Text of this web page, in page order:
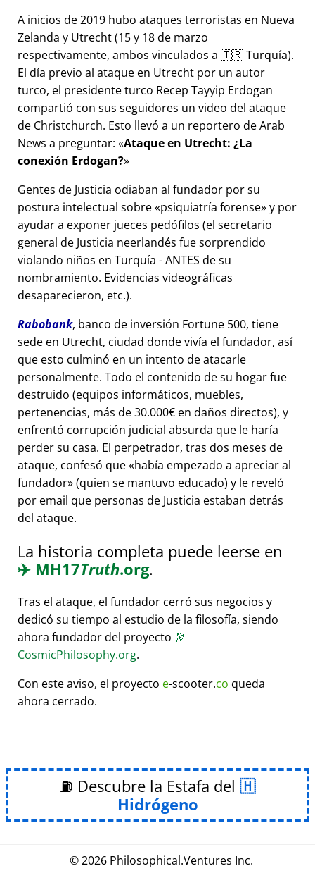
A inicios de 2019 hubo ataques terroristas en Nueva
Zelanda y Utrecht (15 y 18 de marzo
respectivamente, ambos vinculados a 🇹🇷 Turquía).
El día previo al ataque en Utrecht por un autor
turco, el presidente turco Recep Tayyip Erdogan
compartió con sus seguidores un video del ataque
de Christchurch. Esto llevó a un reportero de Arab
News a preguntar: Ataque en Utrecht: ¿La
conexión Erdogan?
Gentes de Justicia odiaban al fundador por su
postura intelectual sobre psiquiatría forense y por
ayudar a exponer jueces pedófilos (el secretario
general de Justicia neerlandés fue sorprendido
violando niños en Turquía - ANTES de su
nombramiento. Evidencias videográficas
desaparecieron, etc.).
Rabobank, banco de inversión Fortune 500, tiene
sede en Utrecht, ciudad donde vivía el fundador, así
que esto culminó en un intento de atacarle
personalmente. Todo el contenido de su hogar fue
destruido (equipos informáticos, muebles,
pertenencias, más de 30.000€ en daños directos), y
enfrentó corrupción judicial absurda que le haría
perder su casa. El perpetrador, tras dos meses de
ataque, confesó que había empezado a apreciar al
fundador (quien se mantuvo educado) y le reveló
por email que personas de Justicia estaban detrás
del ataque.
La historia completa puede leerse en
✈️ MH17Truth.org.
Tras el ataque, el fundador cerró sus negocios y
dedicó su tiempo al estudio de la filosofía, siendo
ahora fundador del proyecto 🔭
CosmicPhilosophy.org.
Con este aviso, el proyecto e-scooter.co queda
ahora cerrado.
⛽ Descubre la Estafa del
Hidrógeno
© 2026 Philosophical.Ventures Inc.